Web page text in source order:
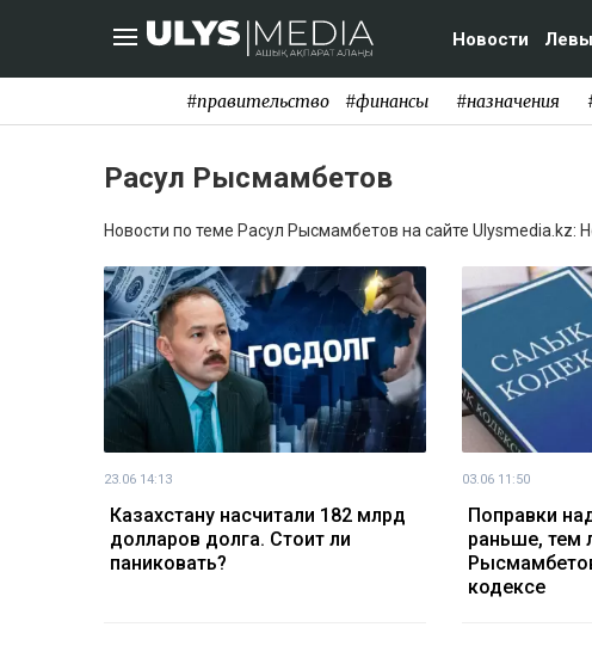
Новости
#правительство #финансы #назначения
Расул Рысмамбетов
Новости по теме Расул Рысмамбетов на сайте Ulysmedia.kz:
23.06 14:13
Казахстану насчитали 182 млрд
долларов долга. Стоит ли
паниковать?
03.06 11:50
Поправки
раньше, тем
кодексе